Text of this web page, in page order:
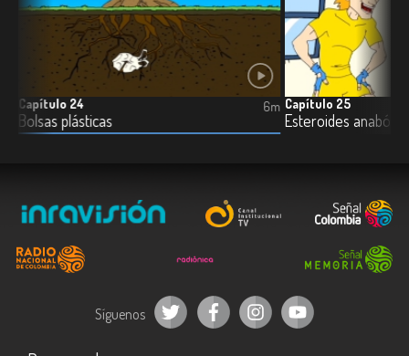
Capítulo 24
Bolsas plásticas
6m Capítulo 25
Esteroides
Síguenos